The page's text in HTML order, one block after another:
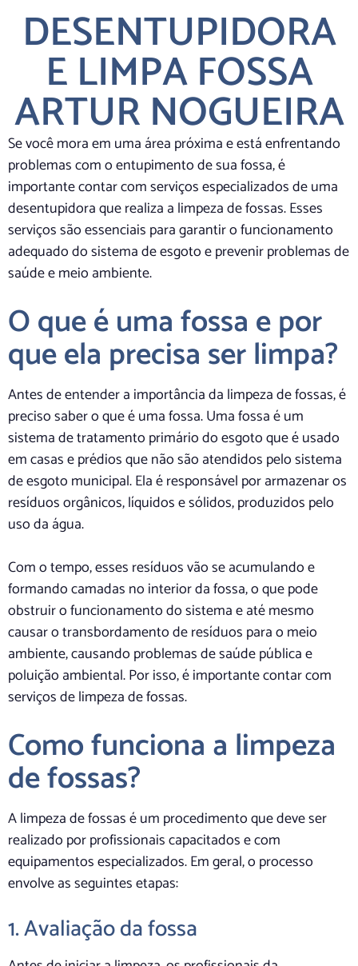
DESENTUPIDORA
E LIMPA FOSSA
ARTUR NOGUEIRA
Se você mora em uma área próxima e está enfrentando
problemas com o entupimento de sua fossa, é
importante contar com serviços especializados de uma
desentupidora que realiza a limpeza de fossas. Esses
serviços são essenciais para garantir o funcionamento
adequado do sistema de esgoto e prevenir problemas de
saúde e meio ambiente.
O que é uma fossa e por
que ela precisa ser limpa?
Antes de entender a importância da limpeza de fossas, é
preciso saber o que é uma fossa. Uma fossa é um
sistema de tratamento primário do esgoto que é usado
em casas e prédios que não são atendidos pelo sistema
de esgoto municipal. Ela é responsável por armazenar os
resíduos orgânicos, líquidos e sólidos, produzidos pelo
uso da água.
Com o tempo, esses resíduos vão se acumulando e
formando camadas no interior da fossa, o que pode
obstruir o funcionamento do sistema e até mesmo
causar o transbordamento de resíduos para o meio
ambiente, causando problemas de saúde pública e
poluição ambiental. Por isso, é importante contar com
serviços de limpeza de fossas.
Como funciona a limpeza
de fossas?
A limpeza de fossas é um procedimento que deve ser
realizado por profissionais capacitados e com
equipamentos especializados. Em geral, o processo
envolve as seguintes etapas:
1. Avaliação da fossa